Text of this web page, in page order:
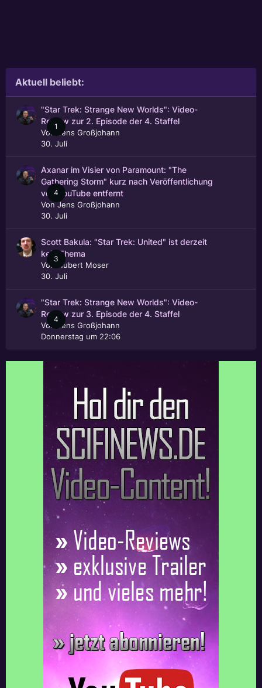
Aktuell beliebt:
1
"Star Trek: Strange New Worlds": Video-
Review zur 2. Episode der 4. Staffel
Von
Jens Großjohann
30. Juli
4
Axanar im Visier von Paramount: "The
Gathering Storm" kurz nach Veröffentlichung
von YouTube entfernt
VonJens Großjohann
30. Juli
3
Scott Bakula: "Star Trek: United" ist derzeit
kein Thema
Von
Hubert Moser
30. Juli
4
"Star Trek: Strange New Worlds": Video-
Review zur 3. Episode der 4. Staffel
Von
Jens Großjohann
Donnerstag um 22:06